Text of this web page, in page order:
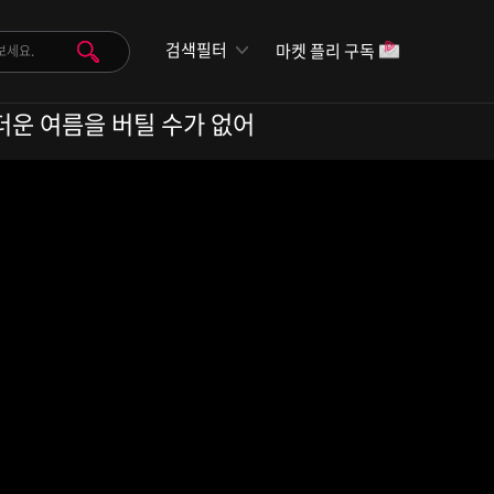
마켓 플리 구독
검색필터
운 여름을 버틸 수가 없어